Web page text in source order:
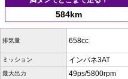
584km
排気量 658cc
ミッション インパネ3AT
最大出力 49ps/5800rpm